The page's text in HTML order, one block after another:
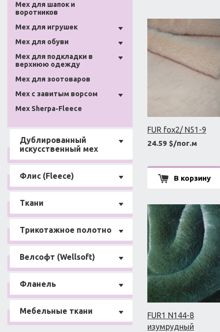
Мех для шапок и
воротников
Мех для игрушек
Мех для обуви
Мех для подкладки в
верхнюю одежду
Мех для зоотоваров
Мех с завитым ворсом
Мех Sherpa-Fleece
Дублированный
искусственный мех
Флис (Fleece)
Ткани
Трикотажное полотно
Велсофт (Wellsoft)
Фланель
Мебельные ткани
FUR fox2/ N51-9
24.59 $/пог.м
В корзину
FUR1 N144-8
изумрудный